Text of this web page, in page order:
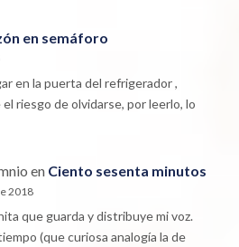
en semáforo
en la puerta del refrigerador ,
riesgo de olvidarse, por leerlo, lo
en Ciento sesenta minutos
2018
que guarda y distribuye mi voz.
(que curiosa analogía la de